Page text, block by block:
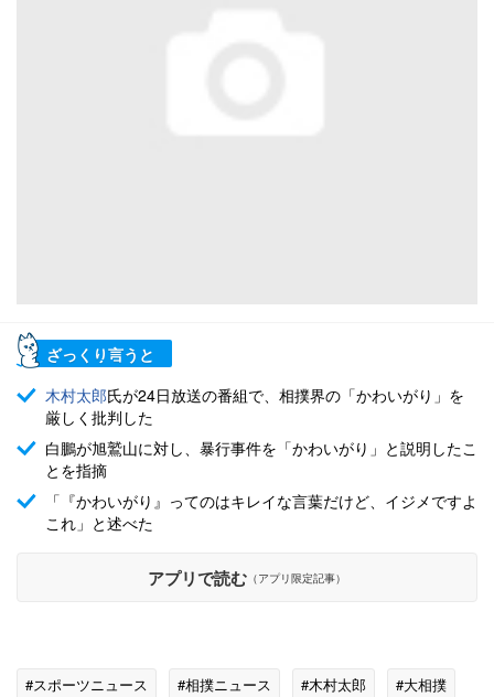
ざっくり言うと
木村太郎氏が24日放送の番組で、相撲界の「かわいがり」を
厳しく批判した
白鵬が旭鷲山に対し、暴行事件を「かわいがり」と説明したこ
とを指摘
「『かわいがり』ってのはキレイな言葉だけど、イジメですよ
これ」と述べた
アプリで読む （アプリ限定記事）
#スポーツニュース #相撲ニュース #木村太郎
#大相撲